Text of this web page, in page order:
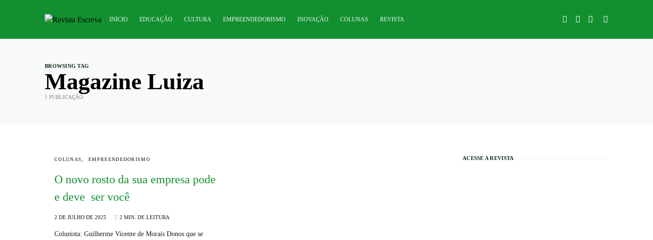
INÍCIO EDUCAÇÃO CULTURA EMPREENDEDORISMO INOVAÇÃO COLUNAS REVISTA
BROWSING TAG
Magazine Luiza
1 PUBLICAÇÃO
COLUNAS EMPREENDEDORISMO
O novo rosto da sua empresa pode
e deve ser você
2 DE JULHO DE 2025 2 MIN. DE LEITURA
Colunista: Guilherme Vicente de Morais Donos que se
ACESSE A REVISTA